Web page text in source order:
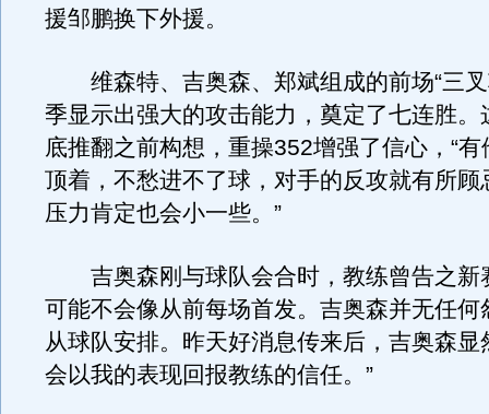
援邹鹏换下外援。
维森特、吉奥森、郑斌组成的前场“三叉
季显示出强大的攻击能力，奠定了七连胜。
底推翻之前构想，重操352增强了信心，“
顶着，不愁进不了球，对手的反攻就有所顾
压力肯定也会小一些。”
吉奥森刚与球队会合时，教练曾告之新
可能不会像从前每场首发。吉奥森并无任何
从球队安排。昨天好消息传来后，吉奥森显
会以我的表现回报教练的信任。”